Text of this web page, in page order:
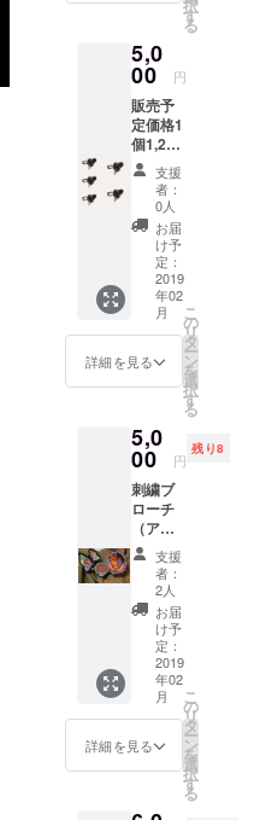
す。 小
さい方
（エン
ブクロ
ス）は
縫い付
けたり
貼り付
けたり
しやす
い大き
さに 少
しだけ
大きめ
にカッ
トオフ
してあ
りま
す。 ど
お好き
に使っ
て楽し
んで下
さい。
送料無
料(国内
のみ) こ
の製品
は一般
未発売
です。
Design
Micano
Hiromi
Takama
ECHAR
INIUM
BORAT
す。 文
字刺繍
サイズ
は約
7.5cm×
8.5cm
糸はポ
リエス
テル刺
繍糸(機
械刺繍
購入の
際には
ご希望
チ色と
《愛》
《麗》
からお
好きな
書をお
選び頂
き メッ
セージ
にてご
指定下
さい。
＊ポー
チ色は
多数揃
えてお
ります
が 先着
順にご
希望を
伺いま
ご希望
い。 送
料無料
（国内
のみ）
作家：
上田奈
津子
Kinsai
Ueda
Compa
ny (金彩
上田
ECHAR
INIUM)
2018年
9月
Japane
Showca
se シカ
ゴ出展
作家 手
書き御
礼状を
添えて
お送り
致しま
す。
トーン
イ装飾
はおま
かせ頂
きま
す） 大
きさ約
2.5cm
W×3.0c
mL ス
ナップ
ピアス
全長＋
ストー
ンまで
の高さ
約
3cmH
りませ
ん。 送
料無料
(国内の
み) 作
家：
Attic
Natura
（Akihi
Yukako
Hirota)
2018年
Japane
Female
Artists'
Showca
択
す
る
5,0
00 円
販売予
定価格1
個1,200
円（税
別）の
新製品
スナッ
プピア
FB......5
リック
ポスト
でお届
け 送料
無料(国
支援
者：
0人
お届
け予
定：
2019
年02
月
詳細を見る
こ
の
リ
タ
ー
ン
を
選
択
す
る
5,0
00 円
残り8
刺繍ブ
ローチ
（ア
ソー
ト）3個
セット
色柄は
おまか
せ下さ
い。
（直径
最大
φ8cm
〜最小
φ4cm
取り混
支援
者：
2人
お届
け予
定：
2019
年02
月
詳細を見る
こ
の
リ
タ
ー
ン
を
選
択
す
る